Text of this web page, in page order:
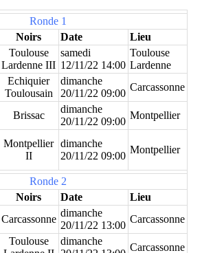
Ronde 1
Noirs Date
Lieu
Toulouse
Lardenne III
samedi
12/11/22 14:00
Toulouse
Lardenne
Echiquier
Toulousain
dimanche
20/11/22 09:00
Carcassonne
Brissac
dimanche
20/11/22 09:00
Montpellier
Montpellier
II
dimanche
20/11/22 09:00
Montpellier
Ronde 2
Noirs Date
Lieu
Carcassonne
dimanche
20/11/22 13:00
Carcassonne
Toulouse
dimanche
Carcassonne